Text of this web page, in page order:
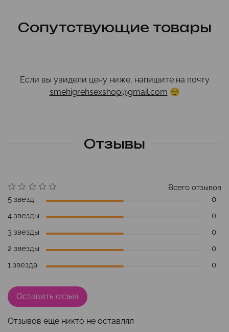
Сопутствующие товары
Если вы увидели цену ниже, напишите на почту
smehigrehsexshop@gmail.com 😌
Отзывы
Отзывов еще никто не оставлял
Всего отзывов
5 звезд
0
4 звезды
0
3 звезды
0
2 звезды
0
1 звезда
0
Оставить отзыв